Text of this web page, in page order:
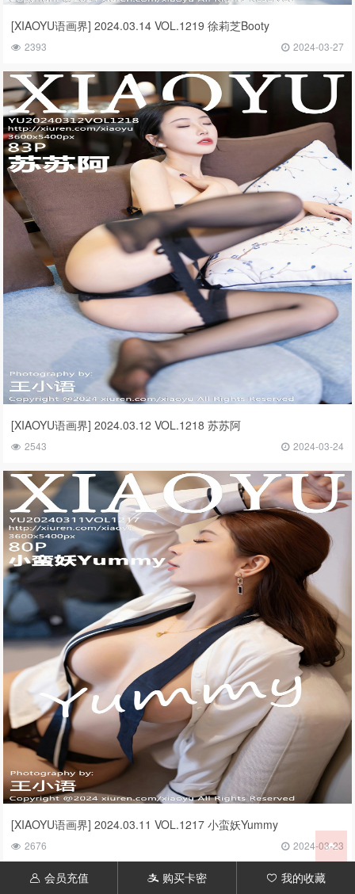
[XIAOYU语画界] 2024.03.14 VOL.1219 徐莉芝Booty
2393 2024-03-27
[XIAOYU语画界] 2024.03.12 VOL.1218 苏苏阿
2543 2024-03-24
[XIAOYU语画界] 2024.03.11 VOL.1217 小蛮妖Yummy
2676 2024-03-23
󦃱 会员充值 󦇱 购买卡密 󦆁 我的收藏